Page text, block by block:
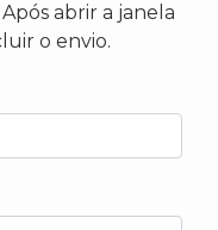
abrir a janela
o envio.